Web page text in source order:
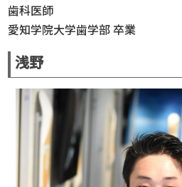
歯科医師
愛知学院大学歯学部 卒業
浅野